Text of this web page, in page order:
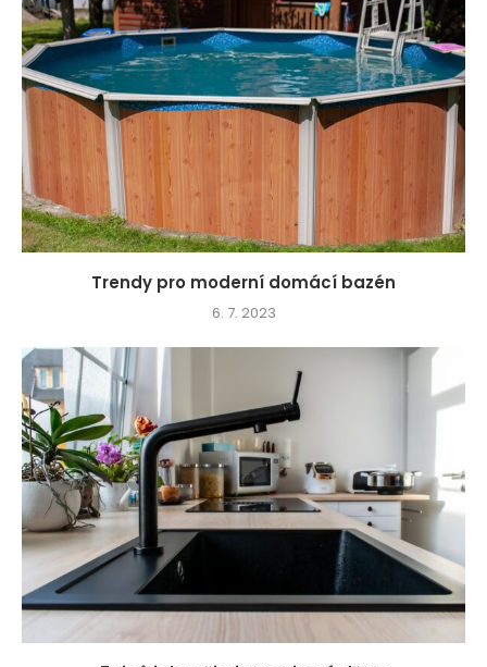
Trendy pro moderní domácí bazén
6. 7. 2023